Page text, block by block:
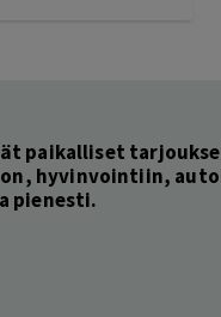
paikalliset
hyvinvointiin,
pienesti.